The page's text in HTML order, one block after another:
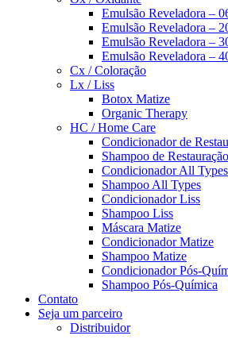
Emulsão Reveladora –
Emulsão Reveladora –
Emulsão Reveladora –
Emulsão Reveladora –
Cx / Coloração
Lx / Liss
Botox Matize
Organic Therapy
HC / Home Care
Condicionador de
Shampoo de
Condicionador All Types
Shampoo All Types
Condicionador Liss
Shampoo Liss
Máscara Matize
Condicionador Matize
Shampoo Matize
Condicionador Pós-
Shampoo Pós-Química
Contato
Seja um parceiro
Distribuidor